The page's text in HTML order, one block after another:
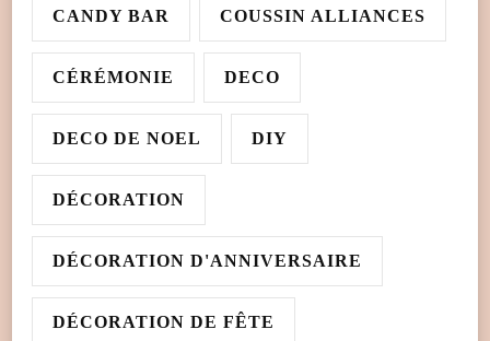
CANDY BAR COUSSIN ALLIANCES
CÉRÉMONIE DECO
DECO DE NOEL DIY
DÉCORATION
DÉCORATION D'ANNIVERSAIRE
DÉCORATION DE FÊTE